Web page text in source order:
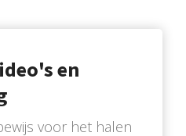
en
voor het halen